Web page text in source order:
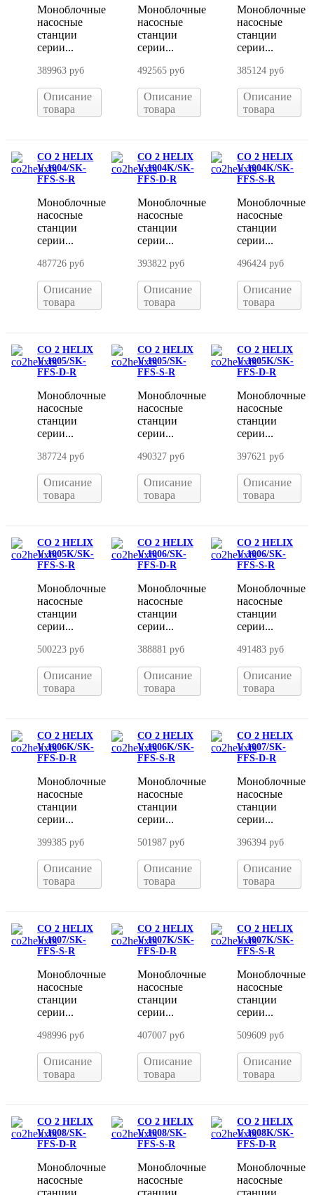
Моноблочные
насосные
станции
серии...
389963 руб
Описание
товара
Моноблочные
насосные
станции
серии...
492565 руб
Описание
товара
Моноблочные
насосные
станции
серии...
385124 руб
Описание
товара
CO 2 HELIX
V 1004/SK-
FFS-S-R
Моноблочные
насосные
станции
серии...
487726 руб
Описание
товара
CO 2 HELIX
V 1004K/SK-
FFS-D-R
Моноблочные
насосные
станции
серии...
393822 руб
Описание
товара
CO 2 HELIX
V 1004K/SK-
FFS-S-R
Моноблочные
насосные
станции
серии...
496424 руб
Описание
товара
CO 2 HELIX
V 1005/SK-
FFS-D-R
Моноблочные
насосные
станции
серии...
387724 руб
Описание
товара
CO 2 HELIX
V 1005/SK-
FFS-S-R
Моноблочные
насосные
станции
серии...
490327 руб
Описание
товара
CO 2 HELIX
V 1005K/SK-
FFS-D-R
Моноблочные
насосные
станции
серии...
397621 руб
Описание
товара
CO 2 HELIX
V 1005K/SK-
FFS-S-R
Моноблочные
насосные
станции
серии...
500223 руб
Описание
товара
CO 2 HELIX
V 1006/SK-
FFS-D-R
Моноблочные
насосные
станции
серии...
388881 руб
Описание
товара
CO 2 HELIX
V 1006/SK-
FFS-S-R
Моноблочные
насосные
станции
серии...
491483 руб
Описание
товара
CO 2 HELIX
V 1006K/SK-
FFS-D-R
Моноблочные
насосные
станции
серии...
399385 руб
Описание
товара
CO 2 HELIX
V 1006K/SK-
FFS-S-R
Моноблочные
насосные
станции
серии...
501987 руб
Описание
товара
CO 2 HELIX
V 1007/SK-
FFS-D-R
Моноблочные
насосные
станции
серии...
396394 руб
Описание
товара
CO 2 HELIX
V 1007/SK-
FFS-S-R
Моноблочные
насосные
станции
серии...
498996 руб
Описание
товара
CO 2 HELIX
V 1007K/SK-
FFS-D-R
Моноблочные
насосные
станции
серии...
407007 руб
Описание
товара
CO 2 HELIX
V 1007K/SK-
FFS-S-R
Моноблочные
насосные
станции
серии...
509609 руб
Описание
товара
CO 2 HELIX
V 1008/SK-
FFS-D-R
Моноблочные
насосные
станции
CO 2 HELIX
V 1008/SK-
FFS-S-R
Моноблочные
насосные
станции
CO 2 HELIX
V 1008K/SK-
FFS-D-R
Моноблочные
насосные
станции